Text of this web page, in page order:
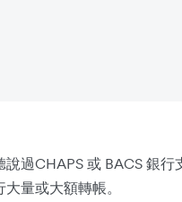
過CHAPS 或 BACS 銀行
量或大額轉帳。